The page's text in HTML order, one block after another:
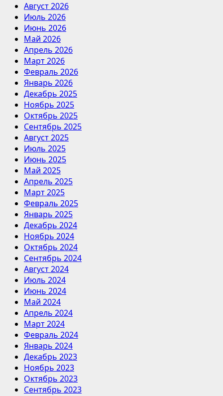
Август 2026
Июль 2026
Июнь 2026
Май 2026
Апрель 2026
Март 2026
Февраль 2026
Январь 2026
Декабрь 2025
Ноябрь 2025
Октябрь 2025
Сентябрь 2025
Август 2025
Июль 2025
Июнь 2025
Май 2025
Апрель 2025
Март 2025
Февраль 2025
Январь 2025
Декабрь 2024
Ноябрь 2024
Октябрь 2024
Сентябрь 2024
Август 2024
Июль 2024
Июнь 2024
Май 2024
Апрель 2024
Март 2024
Февраль 2024
Январь 2024
Декабрь 2023
Ноябрь 2023
Октябрь 2023
Сентябрь 2023